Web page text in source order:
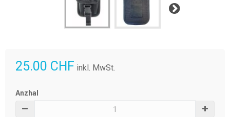
Weiter
25.00 CHF inkl. MwSt.
Anzhal